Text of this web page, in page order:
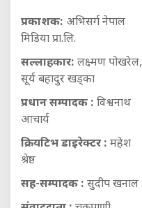
प्रकाशक: अभिसर्ग नेपाल
मिडिया प्रा.लि.
सल्लाहकार: लक्ष्मण पोखरेल,
सूर्य बहादुर खड्का
प्रधान सम्पादक : विश्वनाथ
आचार्य
क्रियटिभ डाइरेक्टर : महेश
श्रेष्ठ
सह-सम्पादक : सुदीप खनाल